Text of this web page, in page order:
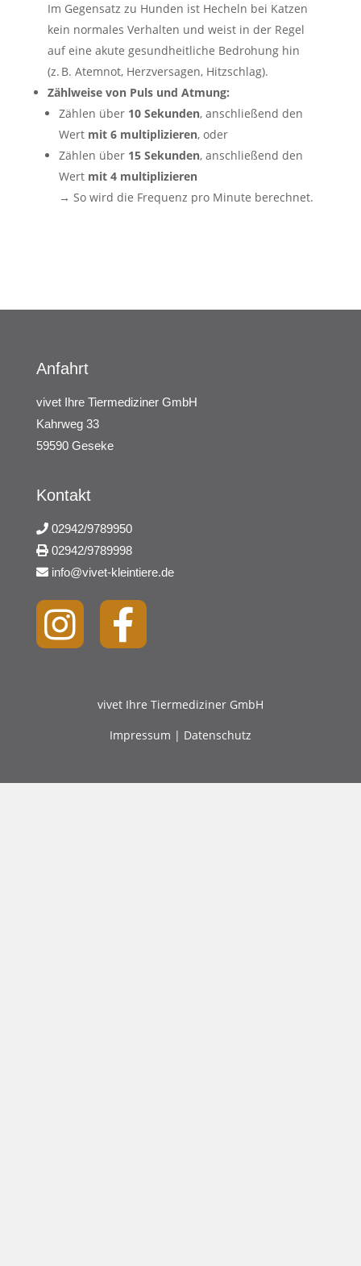
Im Gegensatz zu Hunden ist Hecheln bei Katzen
kein normales Verhalten und weist in der Regel
auf eine akute gesundheitliche Bedrohung hin
(z. B. Atemnot, Herzversagen, Hitzschlag).
Zählweise von Puls und Atmung:
Zählen über 10 Sekunden, anschließend den
Wert mit 6 multiplizieren, oder
Zählen über 15 Sekunden, anschließend den
Wert mit 4 multiplizieren
→ So wird die Frequenz pro Minute berechnet.
Anfahrt
vivet Ihre Tiermediziner GmbH
Kahrweg 33
59590 Geseke
Kontakt
02942/9789950
02942/9789998
info@vivet-kleintiere.de
vivet Ihre Tiermediziner GmbH
Impressum | Datenschutz